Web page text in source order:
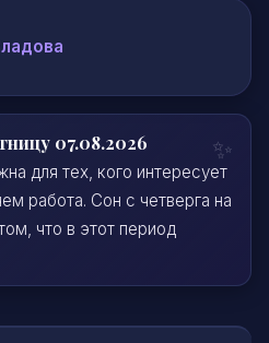
07.08.2026
для тех, кого интересует
работа. Сон с четверга на
что в этот период